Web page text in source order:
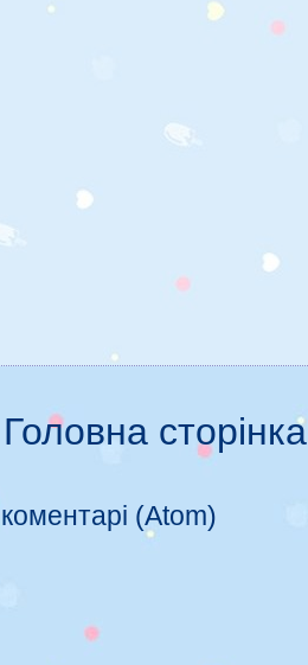
Головна сторінка
(Atom)